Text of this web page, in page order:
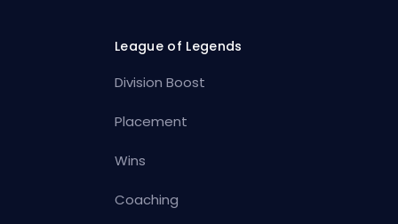
League of Legends
Division Boost
Placement
Wins
Coaching